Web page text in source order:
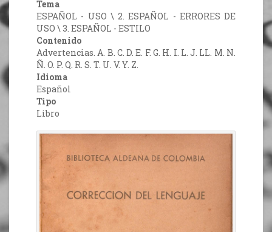
Tema
ESPAÑOL - USO \ 2. ESPAÑOL - ERRORES DE
USO \ 3. ESPAÑOL - ESTILO
Contenido
Advertencias. A. B. C. D. E. F. G. H. I. L. J. LL. M. N.
Ñ. O. P. Q. R. S. T. U. V. Y. Z.
Idioma
Español
Tipo
Libro